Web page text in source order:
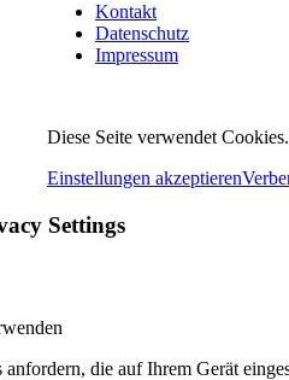
Kontakt
Datenschutz
Impressum
Diese Seite verwendet
Einstellungen akzeptieren
Settings
die auf Ihrem Gerät